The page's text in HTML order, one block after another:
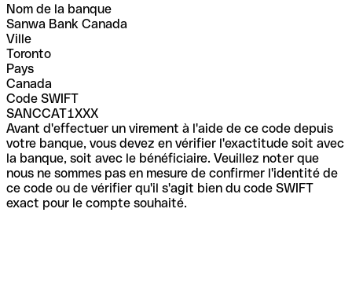
Nom de la banque
Sanwa Bank Canada
Ville
Toronto
Pays
Canada
Code SWIFT
SANCCAT1XXX
Avant d'effectuer un virement à l'aide de ce code depuis
votre banque, vous devez en vérifier l'exactitude soit avec
la banque, soit avec le bénéficiaire. Veuillez noter que
nous ne sommes pas en mesure de confirmer l'identité de
ce code ou de vérifier qu'il s'agit bien du code SWIFT
exact pour le compte souhaité.